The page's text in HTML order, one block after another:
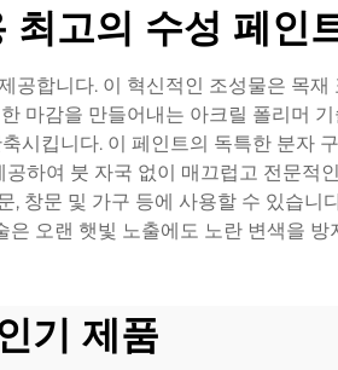
최고의 수성 페인
합니다. 이 혁신적인 조성물은 목
마감을 만들어내는 아크릴 폴리머
시킵니다. 이 페인트의 독특한 분자
하여 붓 자국 없이 매끄럽고 전문적
창문 및 가구 등에 사용할 수 있습
오랜 햇빛 노출에도 노란 변색을
기 제품